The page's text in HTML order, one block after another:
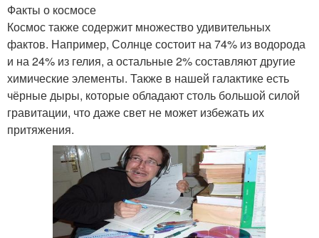
Факты о космосе
Космос также содержит множество удивительных
фактов. Например, Солнце состоит на 74% из водорода
и на 24% из гелия, а остальные 2% составляют другие
химические элементы. Также в нашей галактике есть
чёрные дыры, которые обладают столь большой силой
гравитации, что даже свет не может избежать их
притяжения.